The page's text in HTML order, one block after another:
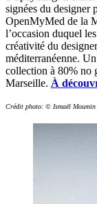
signées du designer
OpenMyMed de la
l’occasion duquel
créativité du
méditerranéenne.
collection à 80% no
Marseille. À
Crédit photo: © Ismaël Moumin